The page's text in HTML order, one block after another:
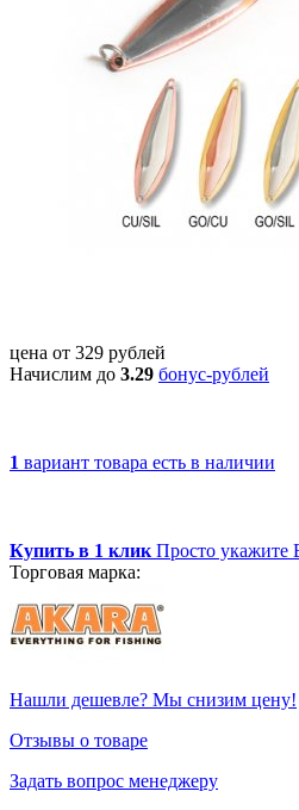
цена от 329 рублей
Начислим до 3.29 бонус-рублей
1 вариант товара есть в наличии
Купить в 1 клик Просто укажите
Торговая марка:
Нашли дешевле? Мы снизим цену!
Отзывы о товаре
Задать вопрос менеджеру